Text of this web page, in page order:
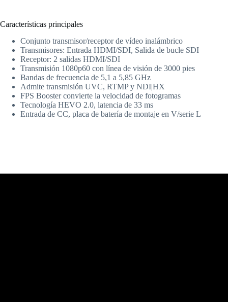
Características principales
Conjunto transmisor/receptor de vídeo inalámbrico
Transmisores: Entrada HDMI/SDI, Salida de bucle SDI
Receptor: 2 salidas HDMI/SDI
Transmisión 1080p60 con línea de visión de 3000 pies
Bandas de frecuencia de 5,1 a 5,85 GHz
Admite transmisión UVC, RTMP y NDI|HX
FPS Booster convierte la velocidad de fotogramas
Tecnología HEVO 2.0, latencia de 33 ms
Entrada de CC, placa de batería de montaje en V/serie L